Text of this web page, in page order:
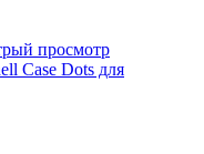
просмотр
Case Dots для